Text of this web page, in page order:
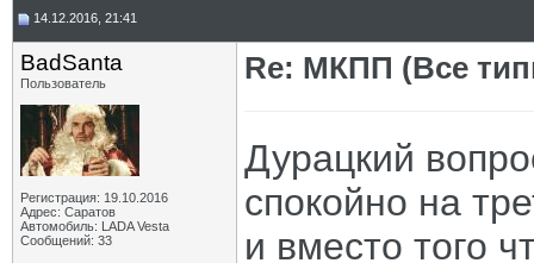
14.12.2016, 21:41
BadSanta
Пользователь
Регистрация: 19.10.2016
Адрес: Саратов
Автомобиль: LADA Vesta
Сообщений: 33
Re: МКПП (Все
Дурацкий
спокойно на
и вместо того